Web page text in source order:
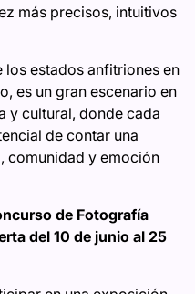
más precisos, intuitivos
los estados anfitriones en
es un gran escenario en
y cultural, donde cada
de contar una
comunidad y emoción
de Fotografía
del 10 de junio al 25